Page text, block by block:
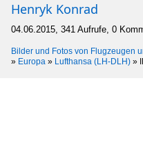
Henryk Konrad
04.06.2015, 341 Aufrufe, 0
Bilder und Fotos von Flugzeugen
» Europa » Lufthansa (LH-DLH) »